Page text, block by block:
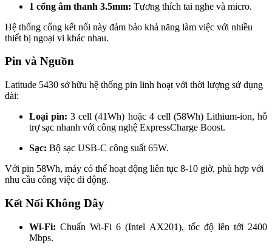
1 cổng âm thanh 3.5mm: Tương thích tai nghe và micro.
Hệ thống cổng kết nối này đảm bảo khả năng làm việc với nhiều
thiết bị ngoại vi khác nhau.
Pin và Nguồn
Latitude 5430 sở hữu hệ thống pin linh hoạt với thời lượng sử dụng
dài:
Loại pin: 3 cell (41Wh) hoặc 4 cell (58Wh) Lithium-ion, hỗ
trợ sạc nhanh với công nghệ ExpressCharge Boost.
Sạc: Bộ sạc USB-C công suất 65W.
Với pin 58Wh, máy có thể hoạt động liên tục 8-10 giờ, phù hợp với
nhu cầu công việc di động.
Kết Nối Không Dây
Wi-Fi: Chuẩn Wi-Fi 6 (Intel AX201), tốc độ lên tới 2400
Mbps.